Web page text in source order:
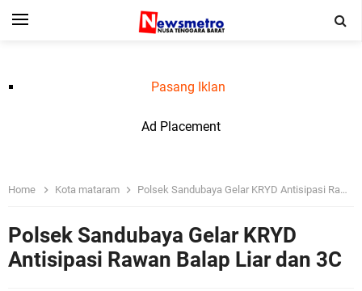
Pasang Iklan
Ad Placement
Home Kota mataram Polsek Sandubaya Gelar KRYD Antisipasi Rawan Balap Liar dan 3C
Polsek Sandubaya Gelar KRYD
Antisipasi Rawan Balap Liar dan 3C